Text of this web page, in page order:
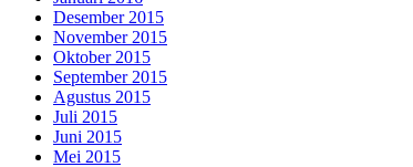
Desember 2015
November 2015
Oktober 2015
September 2015
Agustus 2015
Juli 2015
Juni 2015
Mei 2015